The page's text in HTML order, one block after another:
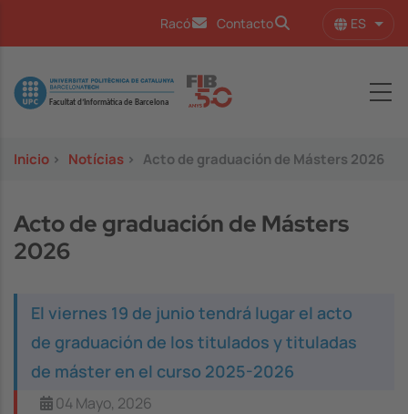
Racó Contacto ES
Image
Inicio > Notícias > Acto de graduación de Másters 2026
Acto de graduación de Másters
2026
El viernes 19 de junio tendrá lugar el acto
de graduación de los titulados y tituladas
de máster en el curso 2025-2026
04 Mayo, 2026